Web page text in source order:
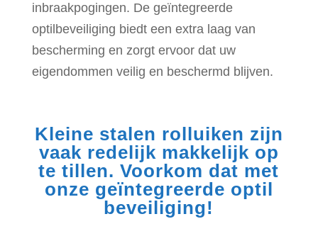
inbraakpogingen. De geïntegreerde
optilbeveiliging biedt een extra laag van
bescherming en zorgt ervoor dat uw
eigendommen veilig en beschermd blijven.
Kleine stalen rolluiken zijn
vaak redelijk makkelijk op
te tillen. Voorkom dat met
onze geïntegreerde optil
beveiliging!